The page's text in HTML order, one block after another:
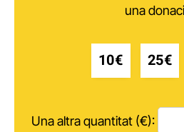
una
10€ 25€
Una altra quantitat (€):